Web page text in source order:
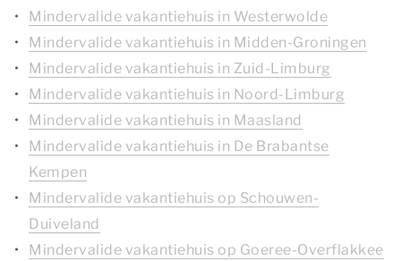
Mindervalide vakantiehuis in Westerwolde
Mindervalide vakantiehuis in Midden-Groningen
Mindervalide vakantiehuis in Zuid-Limburg
Mindervalide vakantiehuis in Noord-Limburg
Mindervalide vakantiehuis in Maasland
Mindervalide vakantiehuis in De Brabantse
Kempen
Mindervalide vakantiehuis op Schouwen-
Duiveland
Mindervalide vakantiehuis op Goeree-Overflakkee